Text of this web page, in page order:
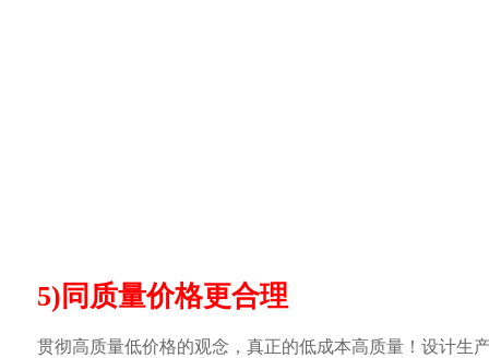
5)同质量价格更合理
贯彻高质量低价格的观念，真正的低成本高质量！设计生